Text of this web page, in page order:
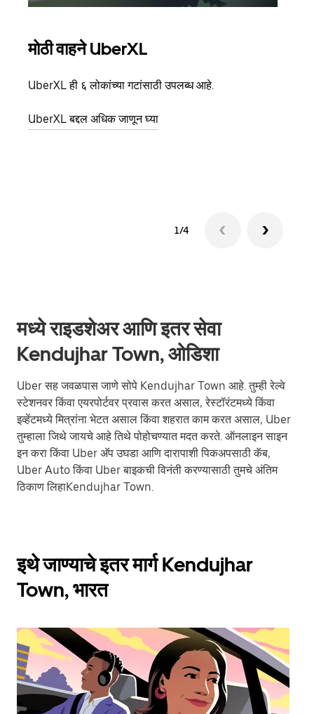
मोठी वाहने UberXL
UberXL ही ६ लोकांच्या गटांसाठी उपलब्ध आहे.
UberXL बद्दल अधिक जाणून घ्या
1/4
मध्ये राइडशेअर आणि इतर सेवा
Kendujhar Town, ओडिशा
Uber सह जवळपास जाणे सोपे Kendujhar Town आहे. तुम्ही रेल्वे
स्टेशनवर किंवा एयरपोर्टवर प्रवास करत असाल, रेस्टॉरंटमध्ये किंवा
इव्हेंटमध्ये मित्रांना भेटत असाल किंवा शहरात काम करत असाल, Uber
तुम्हाला जिथे जायचे आहे तिथे पोहोचण्यात मदत करते. ऑनलाइन साइन
इन करा किंवा Uber अ‍ॅप उघडा आणि दारापाशी पिकअपसाठी कॅब,
Uber Auto किंवा Uber बाइकची विनंती करण्यासाठी तुमचे अंतिम
ठिकाण लिहाKendujhar Town.
इथे जाण्याचे इतर मार्ग Kendujhar
Town, भारत